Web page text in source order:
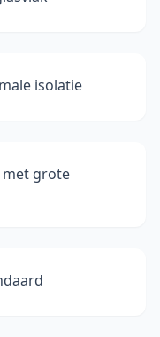
isolatie
grote